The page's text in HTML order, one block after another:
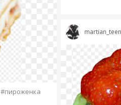
#пироженка